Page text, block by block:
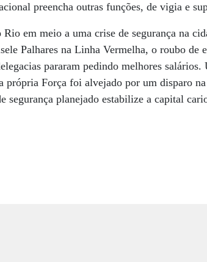
preencha outras funções, de vigia e
em meio a uma crise de segurança na
Palhares na Linha Vermelha, o roubo de
pararam pedindo melhores
própria Força foi alvejado por um disparo
segurança planejado estabilize a capital